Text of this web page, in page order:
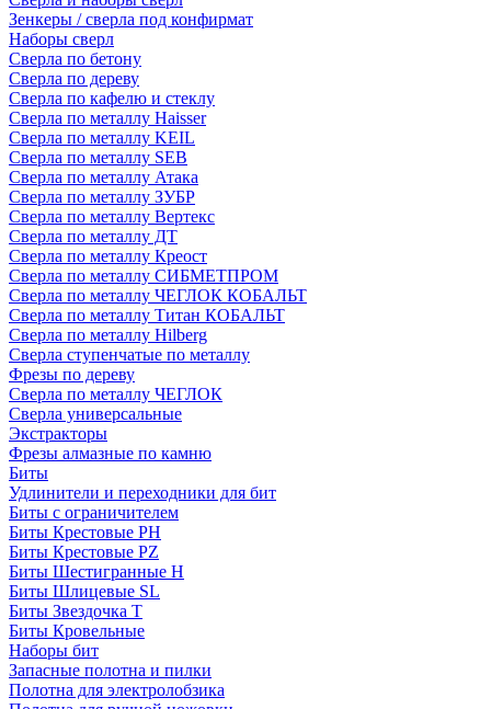
Зенкеры / сверла под конфирмат
Наборы сверл
Сверла по бетону
Сверла по дереву
Сверла по кафелю и стеклу
Сверла по металлу Haisser
Сверла по металлу KEIL
Сверла по металлу SEB
Сверла по металлу Атака
Сверла по металлу ЗУБР
Сверла по металлу Вертекс
Сверла по металлу ДТ
Сверла по металлу Креост
Сверла по металлу СИБМЕТПРОМ
Сверла по металлу ЧЕГЛОК КОБАЛЬТ
Сверла по металлу Титан КОБАЛЬТ
Сверла по металлу Hilberg
Сверла ступенчатые по металлу
Фрезы по дереву
Сверла по металлу ЧЕГЛОК
Сверла универсальные
Экстракторы
Фрезы алмазные по камню
Биты
Удлинители и переходники для бит
Биты с ограничителем
Биты Крестовые PH
Биты Крестовые PZ
Биты Шестигранные H
Биты Шлицевые SL
Биты Звездочка T
Биты Кровельные
Наборы бит
Запасные полотна и пилки
Полотна для электролобзика